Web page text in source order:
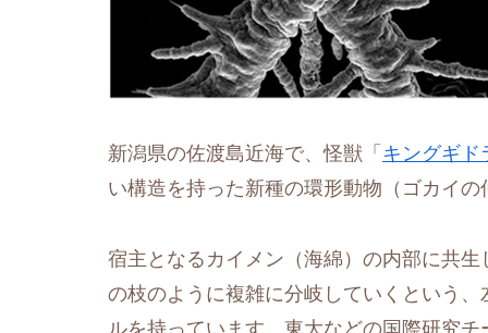
新潟県の佐渡島近海で、怪獣「 キングギド
い構造を持った新種の環形動物（ゴカイ
宿主となるカイメン（海綿）の内部に共
の枝のように複雑に分岐していくという
ルを持っています。東大などの国際研究